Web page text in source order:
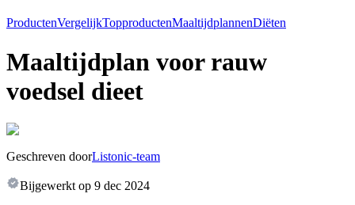
ProductenVergelijkTopproductenMaaltijdplannenDiëten
Maaltijdplan voor rauw
voedsel dieet
Geschreven doorListonic-team
Bijgewerkt op 9 dec 2024